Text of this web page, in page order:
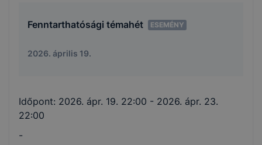
Fenntarthatósági témahét ESEMÉNY
2026. április 19.
Időpont: 2026. ápr. 19. 22:00 - 2026. ápr. 23.
22:00
-